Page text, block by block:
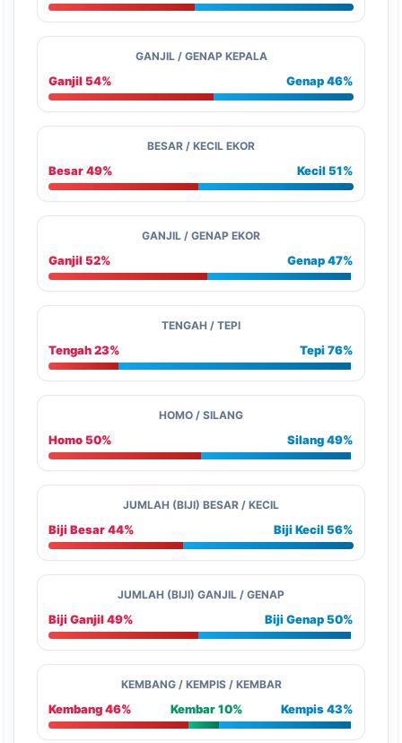
GANJIL / GENAP KEPALA
Ganjil 54% Genap 46%
BESAR / KECIL EKOR
Besar 49% Kecil 51%
GANJIL / GENAP EKOR
Ganjil 52% Genap 47%
TENGAH / TEPI
Tengah 23% Tepi 76%
HOMO / SILANG
Homo 50% Silang 49%
JUMLAH (BIJI) BESAR / KECIL
Biji Besar 44% Biji Kecil 56%
JUMLAH (BIJI) GANJIL / GENAP
Biji Ganjil 49% Biji Genap 50%
KEMBANG / KEMPIS / KEMBAR
Kembang 46% Kembar 10% Kempis 43%